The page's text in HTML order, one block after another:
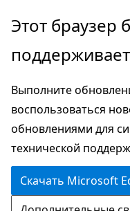
Пропустить
перейти
основному
содержимому
Этот браузер
Выполните
воспользоваться
обновлениями для
технической
Скачать Microsoft